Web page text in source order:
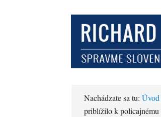
Nachádzate sa tu: Úvod
priblížilo k policajnému